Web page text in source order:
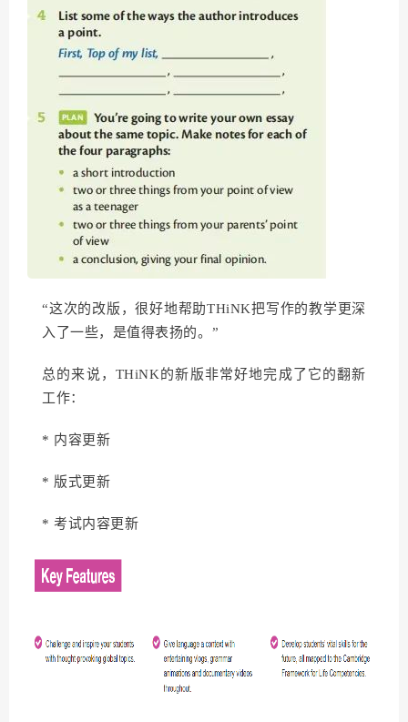
“这次的改版，很好地帮助THiNK把写作的教学更深
入了一些，是值得表扬的。”
总的来说，THiNK的新版非常好地完成了它的翻新
工作：
* 内容更新
* 版式更新
* 考试内容更新